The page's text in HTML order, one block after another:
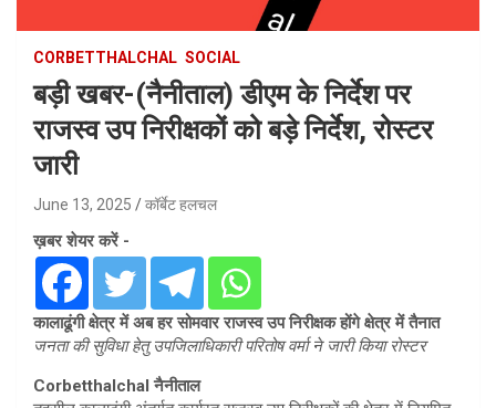
CORBETTHALCHAL SOCIAL
बड़ी खबर-(नैनीताल) डीएम के निर्देश पर
राजस्व उप निरीक्षकों को बड़े निर्देश, रोस्टर
जारी
June 13, 2025 कॉर्बेट हलचल
ख़बर शेयर करें -
कालाढूंगी क्षेत्र में अब हर सोमवार राजस्व उप निरीक्षक होंगे क्षेत्र में तैनात
जनता की सुविधा हेतु उपजिलाधिकारी परितोष वर्मा ने जारी किया रोस्टर
Corbetthalchal नैनीताल